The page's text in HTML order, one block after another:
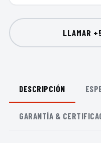
LLAMAR
DESCRIPCIÓN
GARANTÍA &